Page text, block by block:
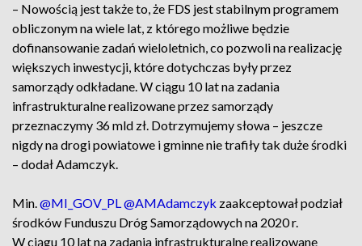
– Nowością jest także to, że FDS jest stabilnym programem
obliczonym na wiele lat, z którego możliwe będzie
dofinansowanie zadań wieloletnich, co pozwoli na realizację
większych inwestycji, które dotychczas były przez
samorządy odkładane. W ciągu 10 lat na zadania
infrastrukturalne realizowane przez samorządy
przeznaczymy 36 mld zł. Dotrzymujemy słowa – jeszcze
nigdy na drogi powiatowe i gminne nie trafiły tak duże środki
– dodał Adamczyk.
Min.@MI_GOV_PL@AMAdamczyk zaakceptował podział
środków Funduszu Dróg Samorządowych na 2020 r.
W ciągu 10 lat na zadania infrastrukturalne realizowane